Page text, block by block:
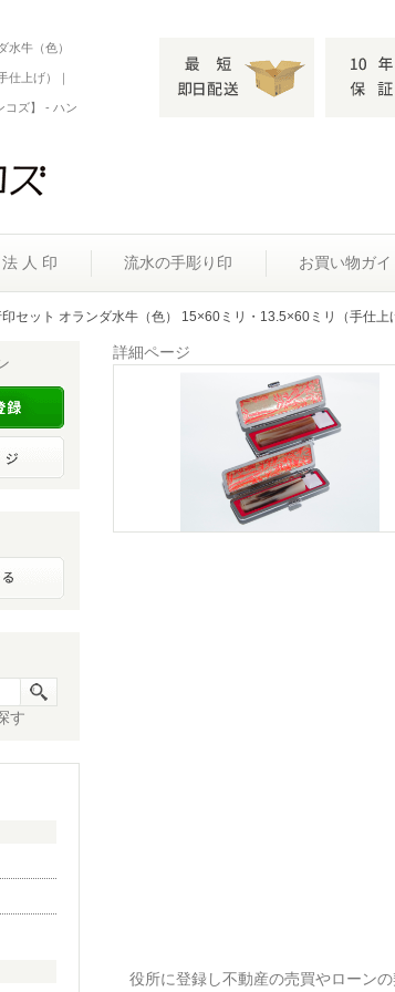
水牛（色）
仕上げ）｜
コズ】 - ハン
法 人 印 流水の手彫り印 お買い物ガイ
セット オランダ水牛（色） 15×60ミリ・13.5×60ミリ（手仕上
詳細ページ
役所に登録し不動産の売買やローン
す